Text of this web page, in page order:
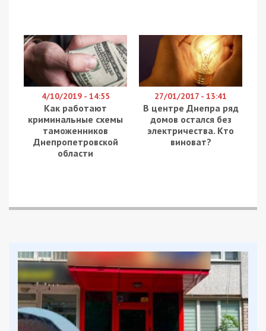
4/10/2019 - 14:55
Как работают
криминальные схемы
таможенников
Днепропетровской
области
27/01/2017 - 13:41
В центре Днепра ряд
домов остался без
электричества. Кто
виноват?